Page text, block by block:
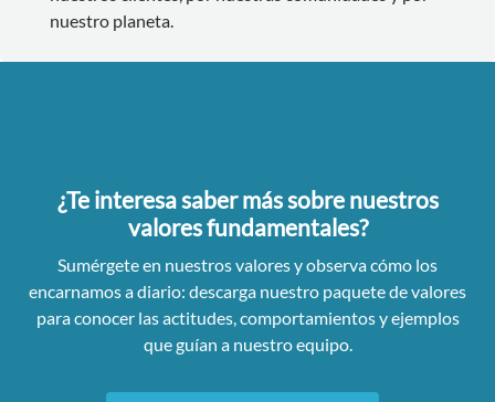
nuestro planeta.
¿Te interesa saber más sobre nuestros
valores fundamentales?
Sumérgete en nuestros valores y observa cómo los
encarnamos a diario: descarga nuestro paquete de valores
para conocer las actitudes, comportamientos y ejemplos
que guían a nuestro equipo.